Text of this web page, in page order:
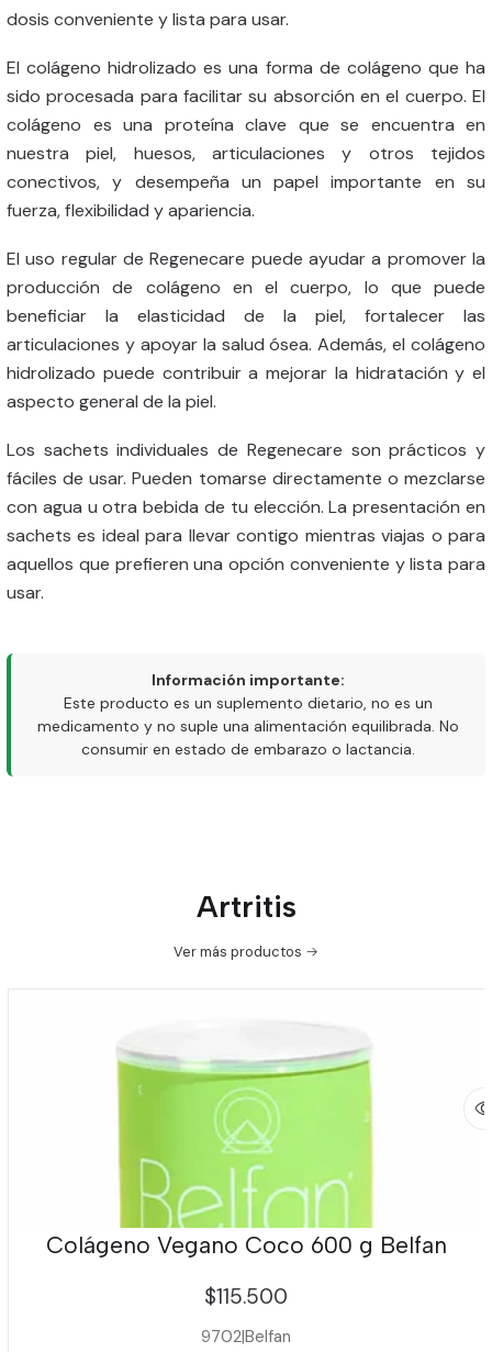
dosis conveniente y lista para usar.
El colágeno hidrolizado es una forma de colágeno que ha
sido procesada para facilitar su absorción en el cuerpo. El
colágeno es una proteína clave que se encuentra en
nuestra piel, huesos, articulaciones y otros tejidos
conectivos, y desempeña un papel importante en su
fuerza, flexibilidad y apariencia.
El uso regular de Regenecare puede ayudar a promover la
producción de colágeno en el cuerpo, lo que puede
beneficiar la elasticidad de la piel, fortalecer las
articulaciones y apoyar la salud ósea. Además, el colágeno
hidrolizado puede contribuir a mejorar la hidratación y el
aspecto general de la piel.
Los sachets individuales de Regenecare son prácticos y
fáciles de usar. Pueden tomarse directamente o mezclarse
con agua u otra bebida de tu elección. La presentación en
sachets es ideal para llevar contigo mientras viajas o para
aquellos que prefieren una opción conveniente y lista para
usar.
Información importante:
Este producto es un suplemento dietario, no es un
medicamento y no suple una alimentación equilibrada. No
consumir en estado de embarazo o lactancia.
Artritis
Ver más productos
Colágeno Vegano Coco 600 g Belfan
$115.500
9702|Belfan